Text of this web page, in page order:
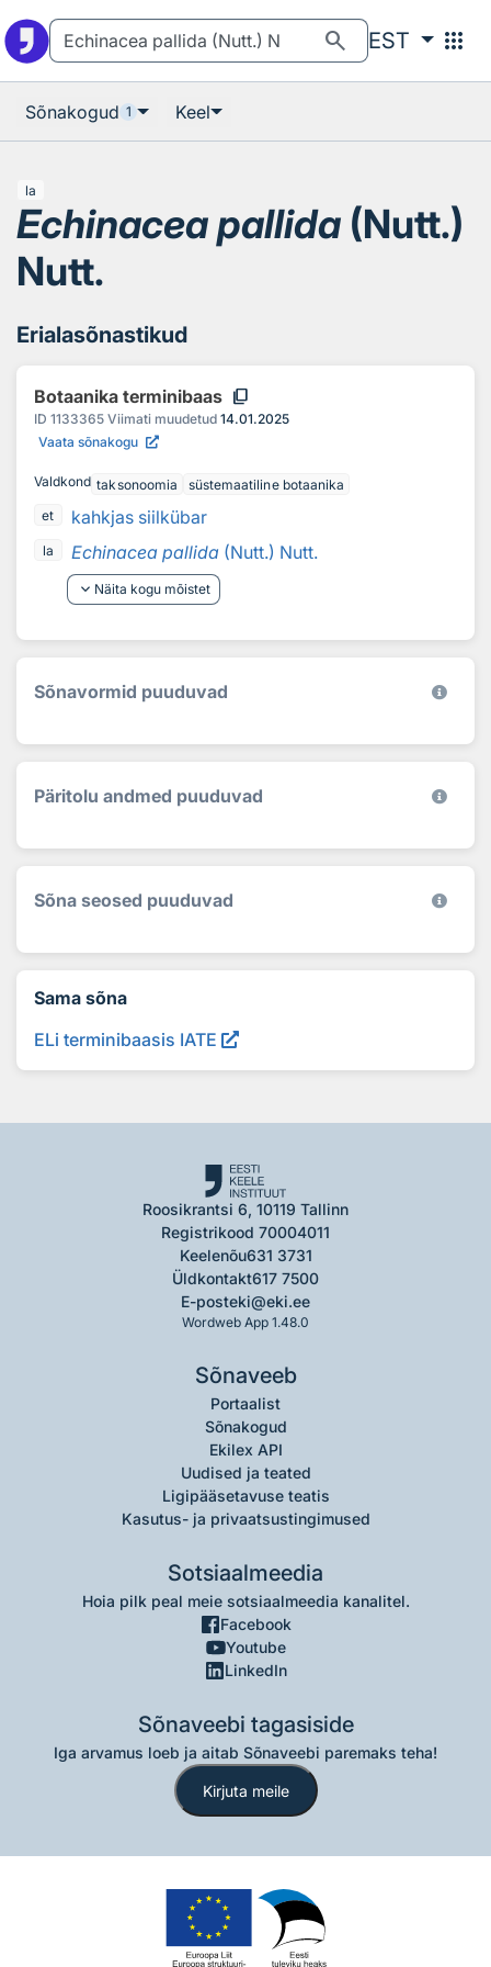
search EST apps
Sõnakogud 1 Keel
la
Echinacea pallida (Nutt.)
Nutt.
Erialasõnastikud
Botaanika terminibaas content_copy
ID 1133365 Viimati muudetud 14.01.2025
Vaata sõnakogu
Valdkond taksonoomia
süstemaatiline botaanika
et
kahkjas siilkübar
la Echinacea pallida (Nutt.) Nutt.
keyboard_arrow_down Näita kogu mõistet
Sõnavormid puuduvad
Päritolu andmed puuduvad
Sõna seosed puuduvad
Sama sõna
ELi terminibaasis IATE
Roosikrantsi 6, 10119 Tallinn
Registrikood 70004011
Keelenõu631 3731
Üldkontakt617 7500
E-posteki@eki.ee
Wordweb App 1.48.0
Sõnaveeb
Portaalist
Sõnakogud
Ekilex API
Uudised ja teated
Ligipääsetavuse teatis
Kasutus- ja privaatsustingimused
Sotsiaalmeedia
Hoia pilk peal meie sotsiaalmeedia kanalitel.
Facebook
Youtube
LinkedIn
Sõnaveebi tagasiside
Iga arvamus loeb ja aitab Sõnaveebi paremaks teha!
Kirjuta meile